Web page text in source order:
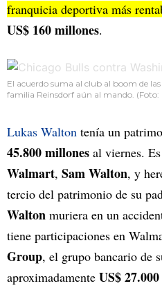
franquicia deportiva más
US$ 160 millones.
El acuerdo suma al club al boom de
familia Reinsdorf aún al mando. (Foto:
Lukas Walton tenía un
45.800 millones al viernes.
Walmart, Sam Walton, y
tercio del patrimonio de su
Walton muriera en un
tiene participaciones en
Group, el grupo bancario de
aproximadamente US$